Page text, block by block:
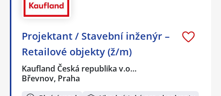
Projektant / Stavební inženýr –
Retailové objekty (ž/m)
Kaufland Česká republika v.o…
Břevnov, Praha